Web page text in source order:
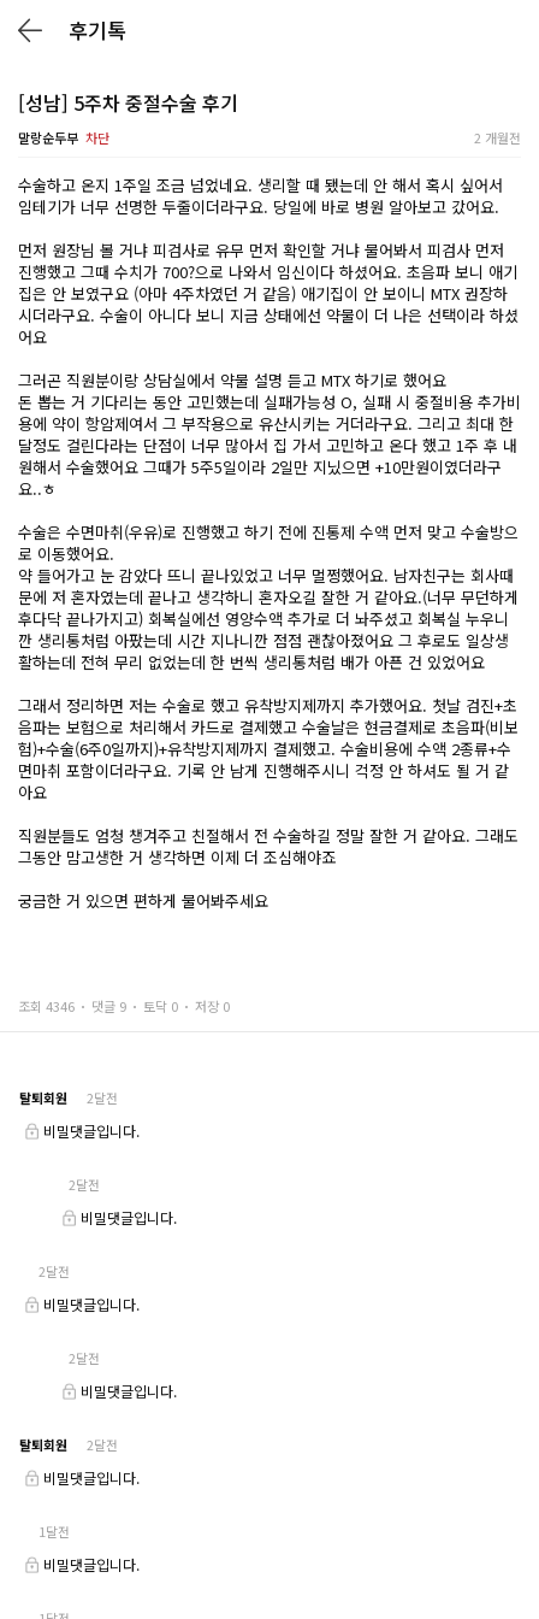
후기톡
[성남] 5주차 중절수술 후기
말랑순두부 차단 2 개월전
수술하고 온지 1주일 조금 넘었네요. 생리할 때 됐는데 안 해서 혹시 싶어서
임테기가 너무 선명한 두줄이더라구요. 당일에 바로 병원 알아보고 갔어요.
먼저 원장님 볼 거냐 피검사로 유무 먼저 확인할 거냐 물어봐서 피검사 먼저
진행했고 그때 수치가 700?으로 나와서 임신이다 하셨어요. 초음파 보니 애기
집은 안 보였구요 (아마 4주차였던 거 같음) 애기집이 안 보이니 MTX 권장하
시더라구요. 수술이 아니다 보니 지금 상태에선 약물이 더 나은 선택이라 하셨
어요
그러곤 직원분이랑 상담실에서 약물 설명 듣고 MTX 하기로 했어요
돈 뽑는 거 기다리는 동안 고민했는데 실패가능성 O, 실패 시 중절비용 추가비
용에 약이 항암제여서 그 부작용으로 유산시키는 거더라구요. 그리고 최대 한
달정도 걸린다라는 단점이 너무 많아서 집 가서 고민하고 온다 했고 1주 후 내
원해서 수술했어요 그때가 5주5일이라 2일만 지닜으면 +10만원이였더라구
요..ㅎ
수술은 수면마취(우유)로 진행했고 하기 전에 진통제 수액 먼저 맞고 수술방으
로 이동했어요.
약 들어가고 눈 감았다 뜨니 끝나있었고 너무 멀쩡했어요. 남자친구는 회사때
문에 저 혼자였는데 끝나고 생각하니 혼자오길 잘한 거 같아요.(너무 무던하게
후다닥 끝나가지고) 회복실에선 영양수액 추가로 더 놔주셨고 회복실 누우니
깐 생리통처럼 아팠는데 시간 지나니깐 점점 괜찮아졌어요 그 후로도 일상생
활하는데 전혀 무리 없었는데 한 번씩 생리통처럼 배가 아픈 건 있었어요
그래서 정리하면 저는 수술로 했고 유착방지제까지 추가했어요. 첫날 검진+초
음파는 보험으로 처리해서 카드로 결제했고 수술날은 현금결제로 초음파(비보
험)+수술(6주0일까지)+유착방지제까지 결제했고. 수술비용에 수액 2종류+수
면마취 포함이더라구요. 기록 안 남게 진행해주시니 걱정 안 하셔도 될 거 같
아요
직원분들도 엄청 챙겨주고 친절해서 전 수술하길 정말 잘한 거 같아요. 그래도
그동안 맘고생한 거 생각하면 이제 더 조심해야죠
궁금한 거 있으면 편하게 물어봐주세요
조회 4346 댓글 9 토닥 0 저장 0
탈퇴회원 2달전
비밀댓글입니다.
2달전
비밀댓글입니다.
2달전
비밀댓글입니다.
2달전
비밀댓글입니다.
탈퇴회원 2달전
비밀댓글입니다.
1달전
비밀댓글입니다.